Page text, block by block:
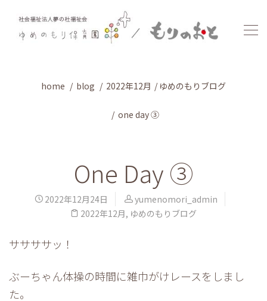
home blog 2022年12月 ゆめのもりブログ
one day ③
One Day ③
2022年12月24日
yumenomori_admin
2022年12月, ゆめのもりブログ
ササササッ！
ぶーちゃん体操の時間に雑巾がけレースをしまし
た。